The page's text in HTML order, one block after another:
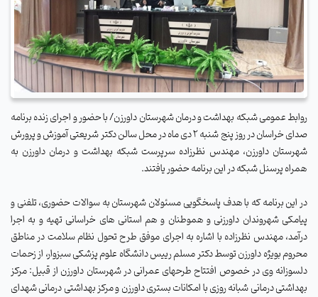
روابط عمومی شبکه بهداشت و درمان شهرستان داورزن/ با حضور و اجرای زنده برنامه
صدای خراسان در روز پنج شنبه 2 دی ماه در محل سالن دکتر شریعتی آموزش و پرورش
شهرستان داورزن، مهندس نظرزاده سرپرست شبکه بهداشت و درمان داورزن به
همراه پرسنل شبکه در این برنامه حضور یافتند.
در این برنامه که با هدف پاسخگویی مسئولان شهرستان به سوالات حضوری، تلفنی و
پیامکی شهروندان داورزنی و هموطنان و هم استانی های خراسانی تهیه و به اجرا
درآمد، مهندس نظرزاده با اشاره به اجرای موفق طرح تحول نظام سلامت در مناطق
محروم بویژه داورزن توسط دکتر مسلم رییس دانشگاه علوم پزشکی سبزوار، از زحمات
دلسوزانه وی در خصوص افتتاح طرحهای عمرانی در شهرستان داورزن از قبیل: مرکز
بهداشتی درمانی شبانه روزی با امکانات بستری داورزن و مرکز بهداشتی درمانی شهدای